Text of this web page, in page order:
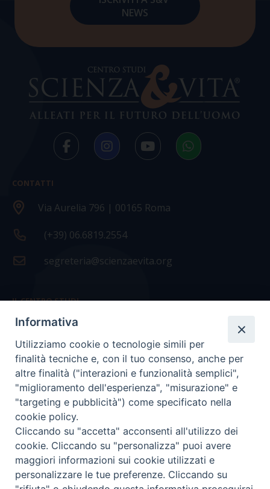
CONTATTI
Via Aurelia 796 | 00165 Roma
(+39) 06.6819.2554
segreteria@scienzaevita.org
IL CENTRO STUDI
La nostra storia
Statuto
Presidenza e ufficio presidenza
Consiglio scientifico
Coordinamento nazionale
Informativa
Utilizziamo cookie o tecnologie simili per
finalità tecniche e, con il tuo consenso, anche per
altre finalità ("interazioni e funzionalità semplici",
"miglioramento dell'esperienza", "misurazione" e
"targeting e pubblicità") come specificato nella
cookie policy.
Cliccando su "accetta" acconsenti all'utilizzo dei
cookie. Cliccando su "personalizza" puoi avere
maggiori informazioni sui cookie utilizzati e
personalizzare le tue preferenze. Cliccando su